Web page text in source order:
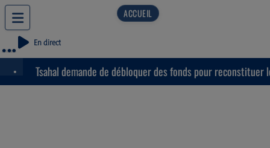
En direct
Tsahal demande de débloquer des fonds pour reconstituer